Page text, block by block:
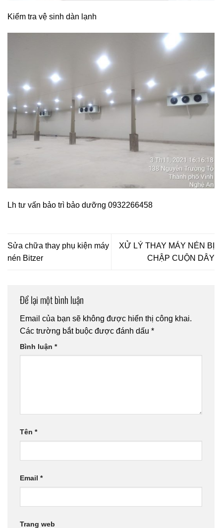
Kiểm tra vệ sinh dàn lạnh
Lh tư vấn bảo trì bảo dưỡng 0932266458
Sửa chữa thay phụ kiện máy
nén Bitzer
XỬ LÝ THAY MÁY NÉN BỊ
CHẬP CUỘN DÂY
Để lại một bình luận
Email của bạn sẽ không được hiển thị công khai.
Các trường bắt buộc được đánh dấu *
Bình luận *
Tên *
Email *
Trang web